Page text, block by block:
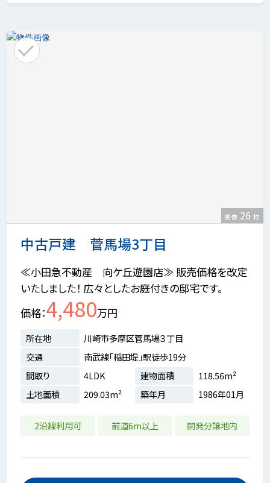
中古戸建 菅馬場3丁目
画像 26 枚
≪小田急不動産 向ケ丘遊園店≫ 販売価格を改定
いたしました！ 広々としたお庭付きの邸宅です。
価格 4,480万円
所在地
川崎市多摩区菅馬場３丁目
交通
南武線「稲田堤」駅徒歩19分
間取り
4LDK 建物面積
118.56m²
土地面積
209.03m² 築年月 1986年01月
2沿線利用可 前道6m以上 開発分譲地内